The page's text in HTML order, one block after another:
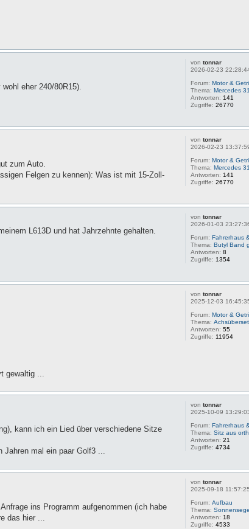
vontonnar
2026-02-23
Forum:Motor &
Thema:Mercedes
Antworten: 141
Zugriffe:26770
eher 240/80R15).
vontonnar
2026-02-23
Forum:Motor &
Thema:Mercedes
Antworten: 141
Zugriffe:26770
zum Auto.
Felgen zu kennen): Was ist mit 15-Zoll-
vontonnar
2026-01-03
Forum:Fahrerhaus
Thema:Butyl Band
Antworten:8
Zugriffe: 1354
L613D und hat Jahrzehnte gehalten.
vontonnar
2025-12-03
Forum:Motor &
Thema:
Antworten:55
Zugriffe: 11954
gewaltig ...
vontonnar
2025-10-09
Forum:Fahrerhaus
Thema:Sitz aus
Antworten:21
Zugriffe:4734
kann ich ein Lied über verschiedene Sitze
Jahren mal ein paar Golf3 ...
vontonnar
2025-09-18 11:57:25
Forum:Aufbau
Thema:
Antworten: 18
Zugriffe:4533
ins Programm aufgenommen (ich habe
das hier ...